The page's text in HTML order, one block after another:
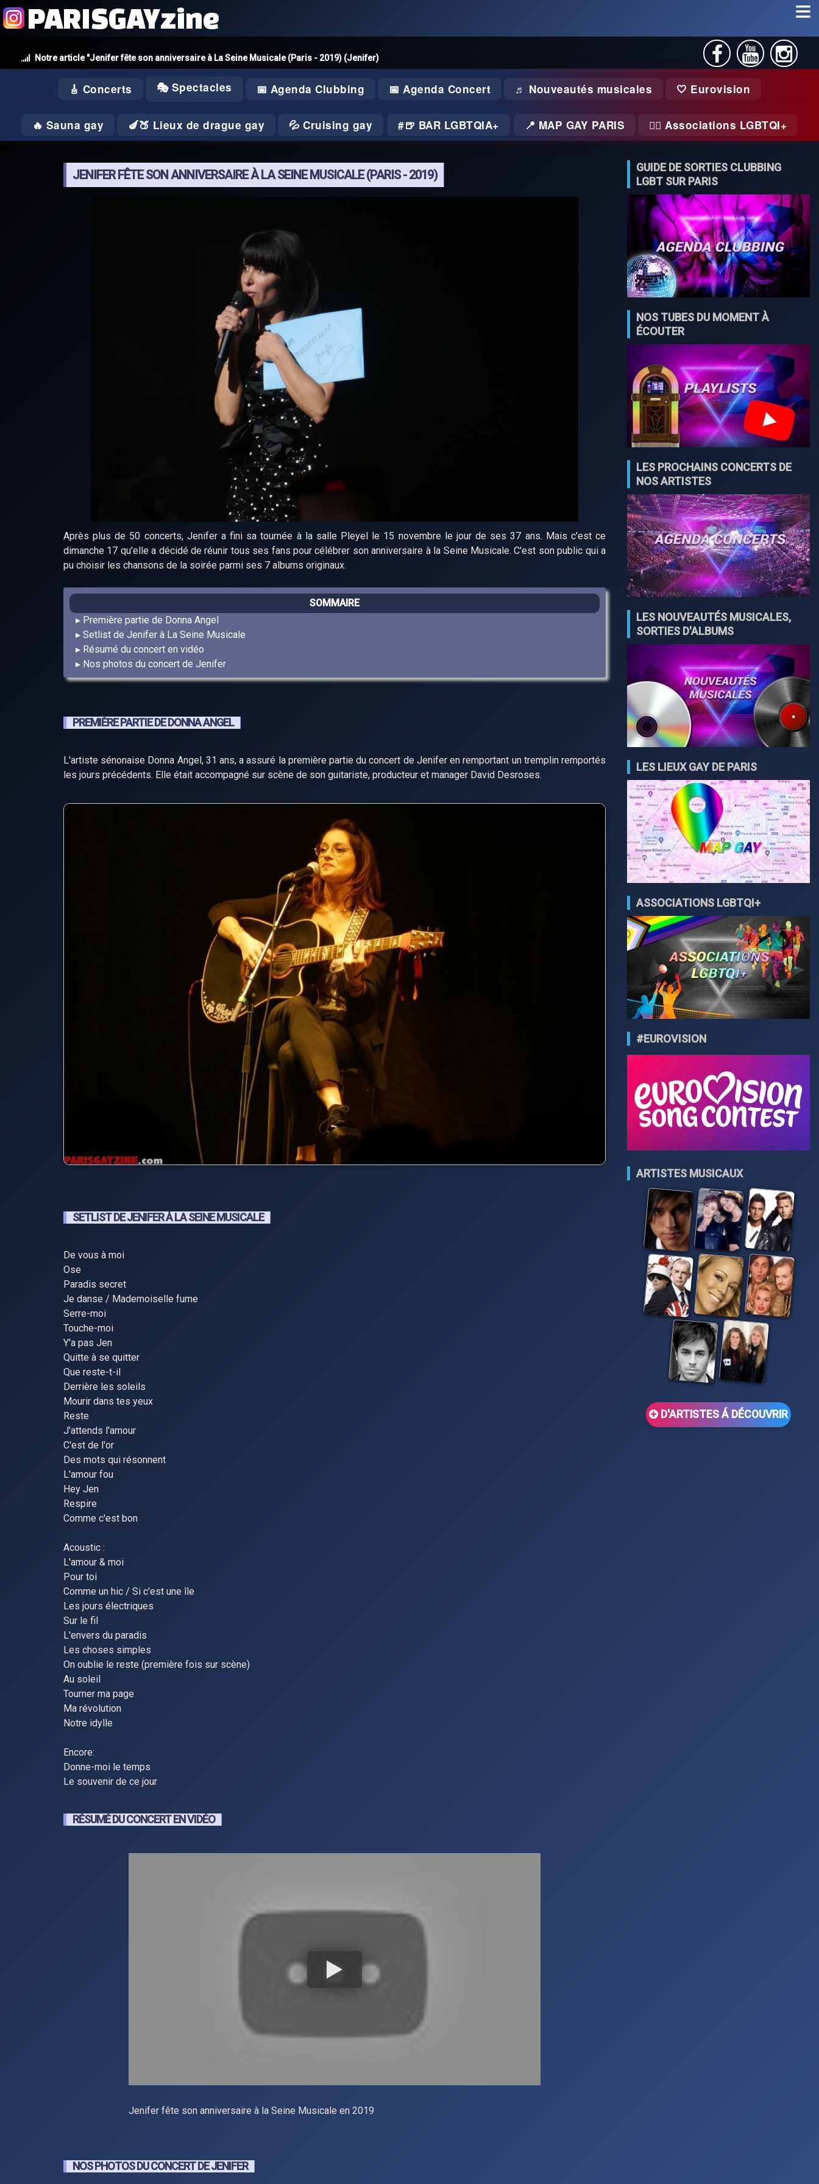
Notre article "Jenifer fête son anniversaire à La Seine Musicale (Paris - 2019) (Jenifer)
PARISGAYzine
🎸 Concerts 🎭 Spectacles 📅 Agenda Clubbing 📅 Agenda Concert ♬ Nouveautés musicales 🤍 Eurovision
🔥 Sauna gay 🍆🍑 Lieux de drague gay 💦 Cruising gay 🍺 BAR LGBTQIA+ 📍 MAP GAY PARIS 🏃‍♂️ Associations LGBTQI+
JENIFER FÊTE SON ANNIVERSAIRE À LA SEINE MUSICALE (PARIS - 2019)
Après plus de 50 concerts, Jenifer a fini sa tournée à la salle Pleyel le 15 novembre le jour de ses 37 ans. Mais c'est ce
dimanche 17 qu'elle a décidé de réunir tous ses fans pour célébrer son anniversaire à la Seine Musicale. C'est son public qui a
pu choisir les chansons de la soirée parmi ses 7 albums originaux.
SOMMAIRE
Première partie de Donna Angel
Setlist de Jenifer à La Seine Musicale
Résumé du concert en vidéo
Nos photos du concert de Jenifer
PREMIÈRE PARTIE DE DONNA ANGEL
L'artiste sénonaise Donna Angel, 31 ans, a assuré la première partie du concert de Jenifer en remportant un tremplin remportés
les jours précédents. Elle était accompagné sur scène de son guitariste, producteur et manager David Desroses.
SETLIST DE JENIFER À LA SEINE MUSICALE
De vous à moi
Ose
Paradis secret
Je danse / Mademoiselle fume
Serre-moi
Touche-moi
Y'a pas Jen
Quitte à se quitter
Que reste-t-il
Derrière les soleils
Mourir dans tes yeux
Reste
J'attends l'amour
C'est de l'or
Des mots qui résonnent
L'amour fou
Hey Jen
Respire
Comme c'est bon
Acoustic :
L'amour & moi
Pour toi
Comme un hic / Si c'est une île
Les jours électriques
Sur le fil
L'envers du paradis
Les choses simples
On oublie le reste (première fois sur scène)
Au soleil
Tourner ma page
Ma révolution
Notre idylle
Encore:
Donne-moi le temps
Le souvenir de ce jour
RÉSUMÉ DU CONCERT EN VIDÉO
Jenifer fête son anniversaire à la Seine Musicale en 2019
NOS PHOTOS DU CONCERT DE JENIFER
GUIDE DE SORTIES CLUBBING
LGBT SUR PARIS
NOS TUBES DU MOMENT À
ÉCOUTER
LES PROCHAINS CONCERTS DE
NOS ARTISTES
LES NOUVEAUTÉS MUSICALES,
SORTIES D'ALBUMS
LES LIEUX GAY DE PARIS
ASSOCIATIONS LGBTQI+
#EUROVISION
ARTISTES MUSICAUX
D'ARTISTES Á DÉCOUVRIR